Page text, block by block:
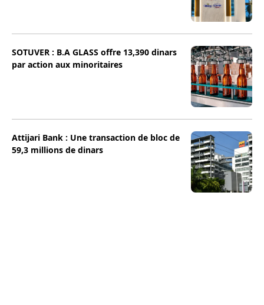
SOTUVER : B.A GLASS offre 13,390 dinars
par action aux minoritaires
Attijari Bank : Une transaction de bloc de
59,3 millions de dinars